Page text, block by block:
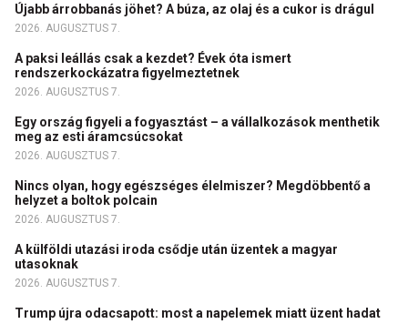
Újabb árrobbanás jöhet? A búza, az olaj és a cukor is drágul
2026. AUGUSZTUS 7.
A paksi leállás csak a kezdet? Évek óta ismert
rendszerkockázatra figyelmeztetnek
2026. AUGUSZTUS 7.
Egy ország figyeli a fogyasztást – a vállalkozások menthetik
meg az esti áramcsúcsokat
2026. AUGUSZTUS 7.
Nincs olyan, hogy egészséges élelmiszer? Megdöbbentő a
helyzet a boltok polcain
2026. AUGUSZTUS 7.
A külföldi utazási iroda csődje után üzentek a magyar
utasoknak
2026. AUGUSZTUS 7.
Trump újra odacsapott: most a napelemek miatt üzent hadat